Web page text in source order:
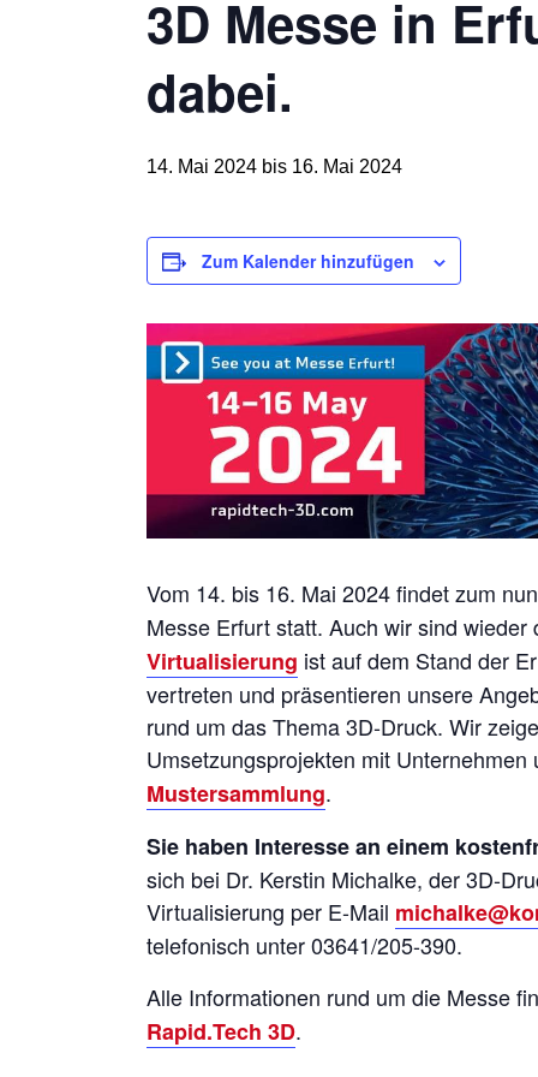
3D Messe in
dabei.
14. Mai 2024 bis 16. Mai 2024
Vom 14. bis 16. Mai 2024 findet zum
Messe Erfurt statt. Auch wir sind
Virtualisierung ist auf dem Stand der
vertreten und präsentieren unsere
rund um das Thema 3D-Druck. Wir
Umsetzungsprojekten mit
Mustersammlung.
Sie haben Interesse an einem
sich bei Dr. Kerstin Michalke, der 3D-
Virtualisierung per E-Mail
telefonisch unter 03641/205-390.
Alle Informationen rund um die Messe
Rapid.Tech 3D.
Zum Kalender hinzufügen